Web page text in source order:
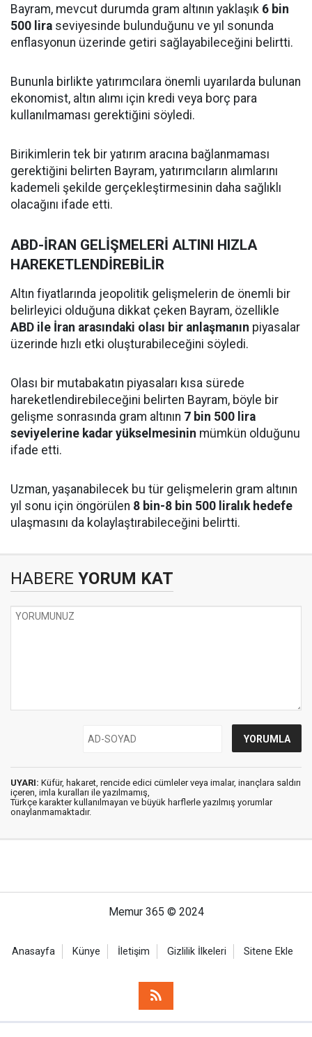
Bayram, mevcut durumda gram altının yaklaşık 6 bin
500 lira seviyesinde bulunduğunu ve yıl sonunda
enflasyonun üzerinde getiri sağlayabileceğini belirtti.
Bununla birlikte yatırımcılara önemli uyarılarda bulunan
ekonomist, altın alımı için kredi veya borç para
kullanılmaması gerektiğini söyledi.
Birikimlerin tek bir yatırım aracına bağlanmaması
gerektiğini belirten Bayram, yatırımcıların alımlarını
kademeli şekilde gerçekleştirmesinin daha sağlıklı
olacağını ifade etti.
ABD-İRAN GELİŞMELERİ ALTINI HIZLA
HAREKETLENDİREBİLİR
Altın fiyatlarında jeopolitik gelişmelerin de önemli bir
belirleyici olduğuna dikkat çeken Bayram, özellikle
ABD ile İran arasındaki olası bir anlaşmanın piyasalar
üzerinde hızlı etki oluşturabileceğini söyledi.
Olası bir mutabakatın piyasaları kısa sürede
hareketlendirebileceğini belirten Bayram, böyle bir
gelişme sonrasında gram altının 7 bin 500 lira
seviyelerine kadar yükselmesinin mümkün olduğunu
ifade etti.
Uzman, yaşanabilecek bu tür gelişmelerin gram altının
yıl sonu için öngörülen 8 bin-8 bin 500 liralık hedefe
ulaşmasını da kolaylaştırabileceğini belirtti.
HABERE YORUM KAT
UYARI: Küfür, hakaret, rencide edici cümleler veya imalar, inançlara saldırı
içeren, imla kuralları ile yazılmamış,
Türkçe karakter kullanılmayan ve büyük harflerle yazılmış yorumlar
onaylanmamaktadır.
Memur 365 © 2024
Anasayfa Künye İletişim Gizlilik İlkeleri Sitene Ekle